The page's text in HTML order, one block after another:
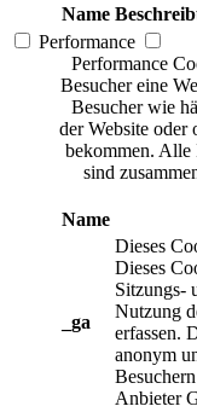
Name
Performance
Performance
Besucher eine
Besucher wie
der Website oder
bekommen. Alle
sind
Name
_ga
Dieses
Dieses
Sitzungs-
Nutzung
erfassen.
anonym
Anbieter